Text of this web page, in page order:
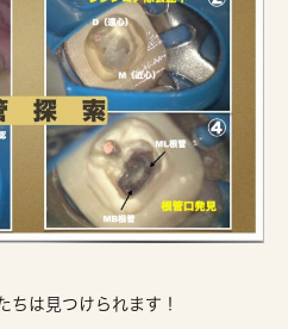
ちは見つけられます！